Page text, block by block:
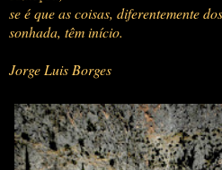
se é que as coisas, diferentemente
sonhada, têm início.
Jorge Luis Borges